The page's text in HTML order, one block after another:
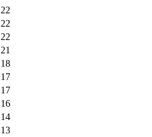
22
22
22
21
18
17
17
16
14
13